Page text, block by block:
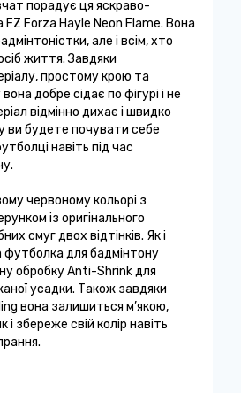
порадує ця яскраво-
Forza Hayle Neon Flame. Вона
але і всім, хто
життя. Завдяки
простому крою та
добре сідає по фігурі і не
відмінно дихає і швидко
ви будете почувати себе
навіть під час
червоному кольорі з
із оригінального
смуг двох відтінків. Як і
футболка для бадмінтону
обробку Anti-Shrink для
усадки. Також завдяки
вона залишиться м’якою,
збереже свій колір навіть